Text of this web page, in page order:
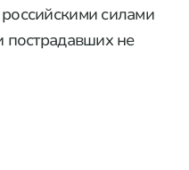
силами
пострадавших не